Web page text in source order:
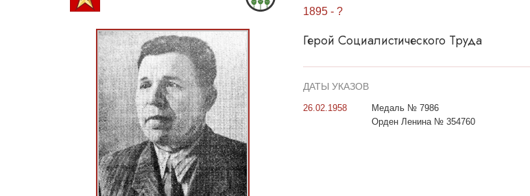
1895 - ?
Герой Социалистического Труда
ДАТЫ УКАЗОВ
26.02.1958
Медаль № 7986
Орден Ленина № 354760